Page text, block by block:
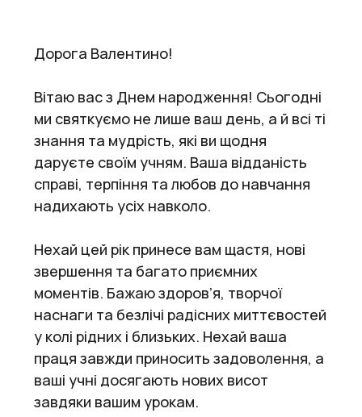
Дорога Валентино!
Вітаю вас з Днем народження! Сьогодні
ми святкуємо не лише ваш день, а й всі ті
знання та мудрість, які ви щодня
даруєте своїм учням. Ваша відданість
справі, терпіння та любов до навчання
надихають усіх навколо.
Нехай цей рік принесе вам щастя, нові
звершення та багато приємних
моментів. Бажаю здоров’я, творчої
наснаги та безлічі радісних миттєвостей
у колі рідних і близьких. Нехай ваша
праця завжди приносить задоволення, а
ваші учні досягають нових висот
завдяки вашим урокам.